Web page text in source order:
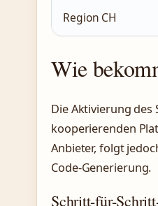
Region CH
Wie
Die Aktivierung
kooperierenden
Anbieter, folgt
Code-Generierung.
Schritt-für-